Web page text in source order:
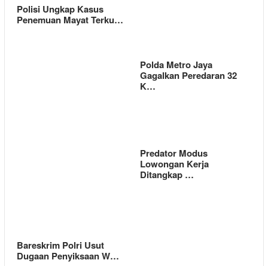
Polisi Ungkap Kasus
Penemuan Mayat Terku…
Polda Metro Jaya
Gagalkan Peredaran 32
K…
Bareskrim Polri Usut
Dugaan Penyiksaan W…
Predator Modus
Lowongan Kerja
Ditangkap …